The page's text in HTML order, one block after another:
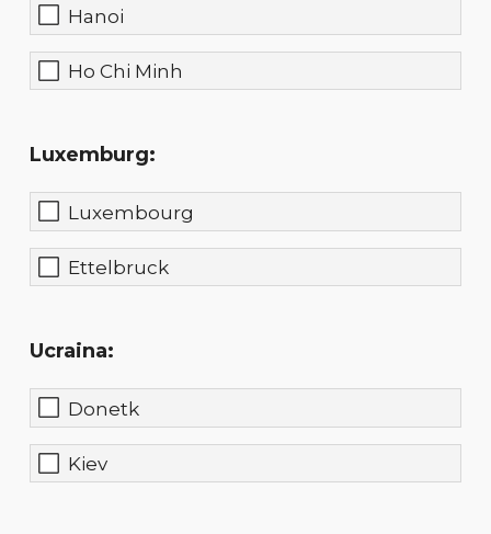
Hanoi
Ho Chi Minh
Luxemburg:
Luxembourg
Ettelbruck
Ucraina:
Donetk
Kiev